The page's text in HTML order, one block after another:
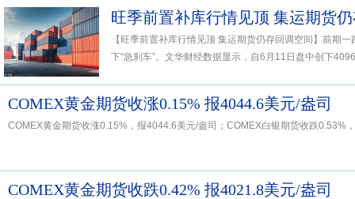
旺季前置补库行情见顶 集运期货
【旺季前置补库行情见顶 集运期货仍存回调空间】前期
下“急刹车”。文华财经数据显示，自6月11日盘中创下
COMEX黄金期货收涨0.15% 报4044.6美元/盎司
COMEX黄金期货收涨0.15%，报4044.6美元/盎司；COMEX白银期货收跌0.53%
COMEX黄金期货收跌0.42% 报4021.8美元/盎司